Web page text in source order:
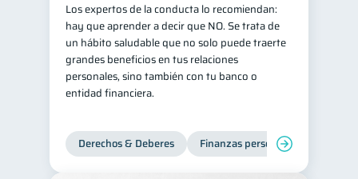
Los expertos de la conducta lo recomiendan:
hay que aprender a decir que NO. Se trata de
un hábito saludable que no solo puede traerte
grandes beneficios en tus relaciones
personales, sino también con tu banco o
entidad financiera.
Derechos & Deberes Finanzas personales